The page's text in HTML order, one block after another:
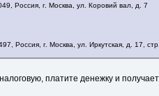
Россия, г. Москва, ул. Коровий вал, д. 7
Россия, г. Москва, ул. Иркутская, д. 17,
платите денежку и